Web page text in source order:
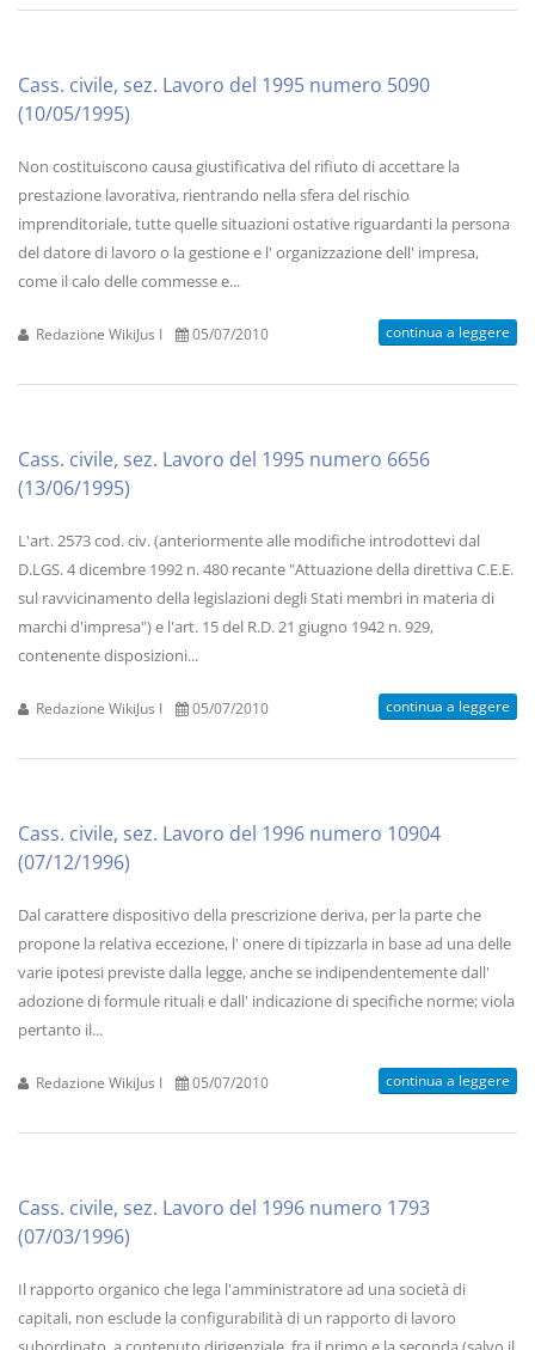
Cass. civile, sez. Lavoro del 1995 numero 5090
(10/05/1995)
Non costituiscono causa giustificativa del rifiuto di accettare la
prestazione lavorativa, rientrando nella sfera del rischio
imprenditoriale, tutte quelle situazioni ostative riguardanti la persona
del datore di lavoro o la gestione e l' organizzazione dell' impresa,
come il calo delle commesse e...
Redazione WikiJus I 05/07/2010 continua a leggere
Cass. civile, sez. Lavoro del 1995 numero 6656
(13/06/1995)
L'art. 2573 cod. civ. (anteriormente alle modifiche introdottevi dal
D.LGS. 4 dicembre 1992 n. 480 recante "Attuazione della direttiva C.E.E.
sul ravvicinamento della legislazioni degli Stati membri in materia di
marchi d'impresa") e l'art. 15 del R.D. 21 giugno 1942 n. 929,
contenente disposizioni...
Redazione WikiJus I 05/07/2010 continua a leggere
Cass. civile, sez. Lavoro del 1996 numero 10904
(07/12/1996)
Dal carattere dispositivo della prescrizione deriva, per la parte che
propone la relativa eccezione, l' onere di tipizzarla in base ad una delle
varie ipotesi previste dalla legge, anche se indipendentemente dall'
adozione di formule rituali e dall' indicazione di specifiche norme; viola
pertanto il...
Redazione WikiJus I 05/07/2010 continua a leggere
Cass. civile, sez. Lavoro del 1996 numero 1793
(07/03/1996)
Il rapporto organico che lega l'amministratore ad una società di
capitali, non esclude la configurabilità di un rapporto di lavoro